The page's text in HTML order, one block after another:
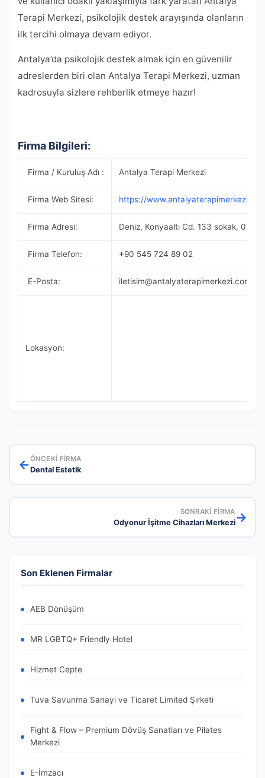
Terapi Merkezi, psikolojik destek arayışında olanların
ilk tercihi olmaya devam ediyor.
Antalya’da psikolojik destek almak için en güvenilir
adreslerden biri olan Antalya Terapi Merkezi, uzman
kadrosuyla sizlere rehberlik etmeye hazır!
Firma Bilgileri:
Firma / Kuruluş Adı : Antalya Terapi Merkezi
Firma Web Sitesi: https://
Firma Adresi: Deniz, Konyaaltı Cd. 133 sokak,
Firma Telefon: +90 545 724 89 02
E-Posta: iletisim@antalyaterapimerkezi.com
Lokasyon:
←ÖNCEKI FIRMA
Dental Estetik
SONRAKI FIRMA
Odyonur İşitme Cihazları Merkezi→
Son Eklenen Firmalar
AEB Dönüşüm
MR LGBTQ+ Friendly Hotel
Hizmet Cepte
Tuva Savunma Sanayi ve Ticaret Limited Şirketi
Fight & Flow – Premium Dövüş Sanatları ve Pilates
Merkezi
E-İmzacı